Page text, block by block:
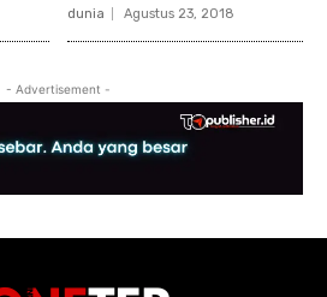
dunia Agustus 23, 2018
- Advertisement -